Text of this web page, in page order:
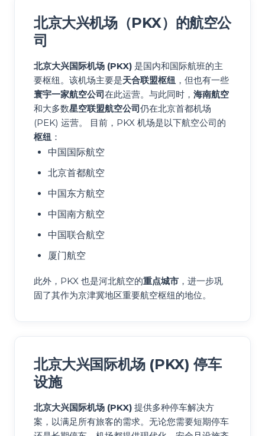
北京大兴机场（PKX）的航空公
司
北京大兴国际机场 (PKX) 是国内和国际航班的主
要枢纽。该机场主要是天合联盟枢纽 ，但也有一些
寰宇一家航空公司在此运营。与此同时， 海南航空
和大多数星空联盟航空公司仍在北京首都机场
(PEK) 运营。 目前，PKX 机场是以下航空公司的
枢纽 ：
中国国际航空
北京首都航空
中国东方航空
中国南方航空
中国联合航空
厦门航空
此外，PKX 也是河北航空的重点城市 ，进一步巩
固了其作为京津冀地区重要航空枢纽的地位。
北京大兴国际机场 (PKX) 停车
设施
北京大兴国际机场 (PKX) 提供多种停车解决方
案，以满足所有旅客的需求。无论您需要短期停车